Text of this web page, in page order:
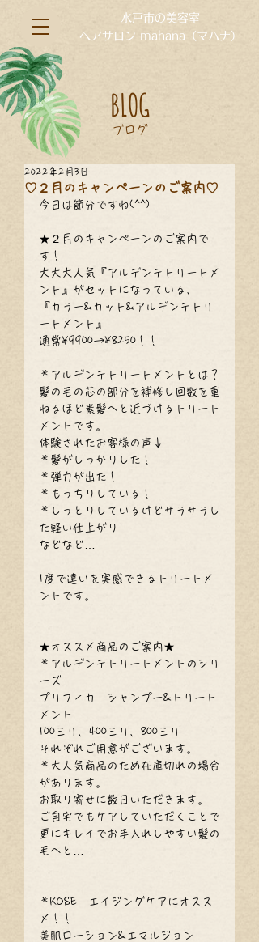
水戸市の美容室
ヘアサロン mahana（マハナ）
ブログ
BLOG
♡２月のキャンペーンのご案内♡
2022年2月3日
今日は節分ですね(^^)
★２月のキャンペーンのご案内で
す！
大大大人気『アルデンテトリートメ
ント』がセットになっている、
『カラー&カット&アルデンテトリ
ートメント』
通常¥9900→¥8250！！
＊アルデンテトリートメントとは？
髪の毛の芯の部分を補修し回数を重
ねるほど素髪へと近づけるトリート
メントです。
体験されたお客様の声↓
＊髪がしっかりした！
＊弾力が出た！
＊もっちりしている！
＊しっとりしているけどサラサラし
た軽い仕上がり
などなど…
1度で違いを実感できるトリートメ
ントです。
★オススメ商品のご案内★
＊アルデンテトリートメントのシリ
ーズ
プリフィカ　シャンプー&トリート
メント
100ミリ、400ミリ、800ミリ
それぞれご用意がございます。
＊大人気商品のため在庫切れの場合
があります。
お取り寄せに数日いただきます。
ご自宅でもケアしていただくことで
更にキレイでお手入れしやすい髪の
毛へと…
＊KOSE　エイジングケアにオスス
メ！！
美肌ローション&エマルジョン